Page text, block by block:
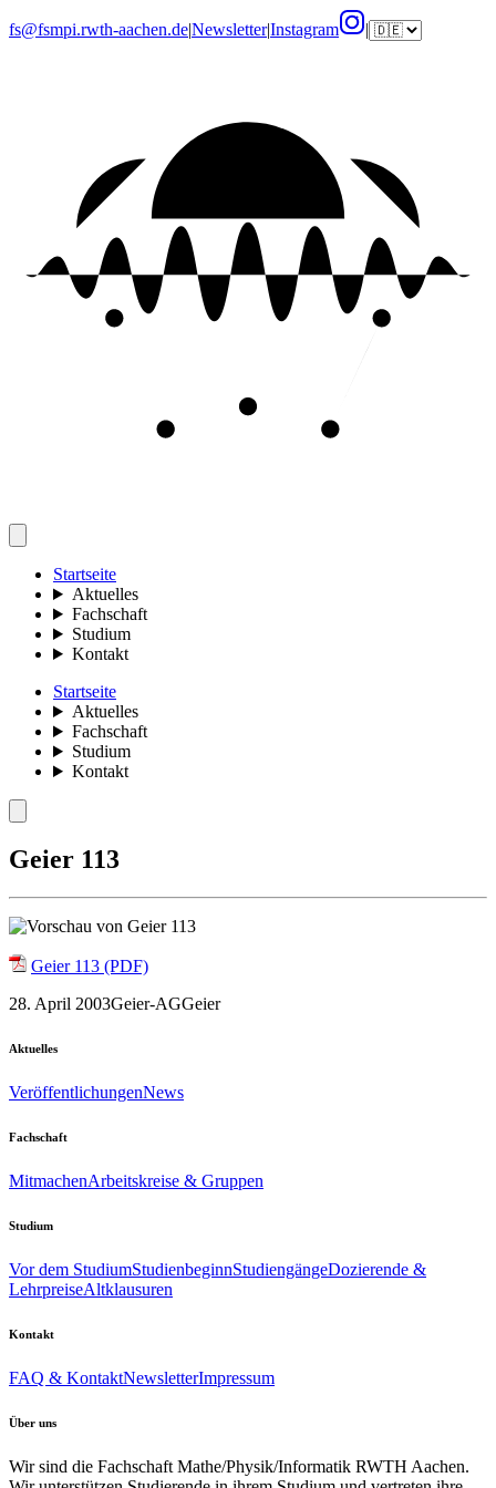
fs@fsmpi.rwth-aachen.de|Newsletter|Instagram |
Startseite
Aktuelles
Fachschaft
Studium
Kontakt
Startseite
Aktuelles
Fachschaft
Studium
Kontakt
Geier 113
Geier 113 (PDF)
28. April 2003Geier-AGGeier
Aktuelles
VeröffentlichungenNews
Fachschaft
MitmachenArbeitskreise & Gruppen
Studium
Vor dem StudiumStudienbeginnStudiengängeDozierende &
LehrpreiseAltklausuren
Kontakt
FAQ & KontaktNewsletterImpressum
Über uns
Wir sind die Fachschaft Mathe/Physik/Informatik RWTH Aachen.